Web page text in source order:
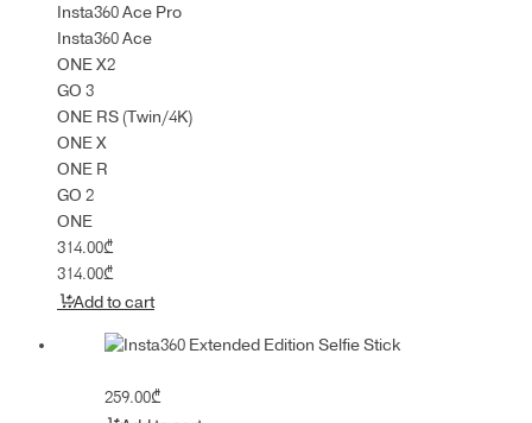
Insta360 Ace Pro
Insta360 Ace
ONE X2
GO 3
ONE RS (Twin/4K)
ONE X
ONE R
GO 2
ONE
314.00₾
314.00₾
Add to cart
259.00₾